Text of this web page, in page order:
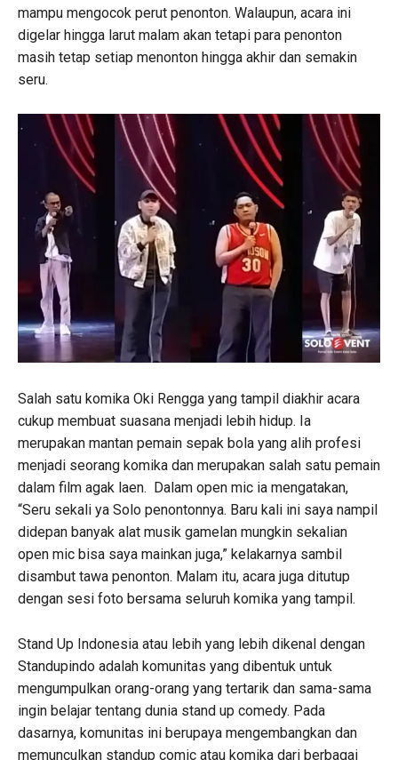
mampu mengocok perut penonton. Walaupun, acara ini
digelar hingga larut malam akan tetapi para penonton
masih tetap setiap menonton hingga akhir dan semakin
seru.
Salah satu komika Oki Rengga yang tampil diakhir acara
cukup membuat suasana menjadi lebih hidup. Ia
merupakan mantan pemain sepak bola yang alih profesi
menjadi seorang komika dan merupakan salah satu pemain
dalam film agak laen. Dalam open mic ia mengatakan,
“Seru sekali ya Solo penontonnya. Baru kali ini saya nampil
didepan banyak alat musik gamelan mungkin sekalian
open mic bisa saya mainkan juga,” kelakarnya sambil
disambut tawa penonton. Malam itu, acara juga ditutup
dengan sesi foto bersama seluruh komika yang tampil.
Stand Up Indonesia atau lebih yang lebih dikenal dengan
Standupindo adalah komunitas yang dibentuk untuk
mengumpulkan orang-orang yang tertarik dan sama-sama
ingin belajar tentang dunia stand up comedy. Pada
dasarnya, komunitas ini berupaya mengembangkan dan
memunculkan standup comic atau komika dari berbagai